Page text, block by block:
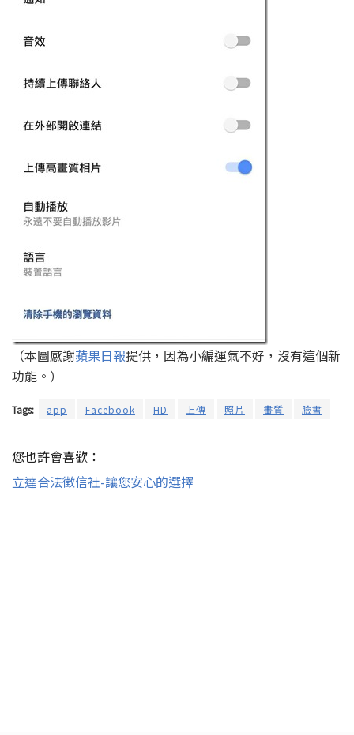
（本圖感謝蘋果日報提供，因為小編運氣不好，沒有這個新
功能。）
Tags: app Facebook HD 上傳 照片 畫質 臉書
您也許會喜歡：
立達合法徵信社-讓您安心的選擇